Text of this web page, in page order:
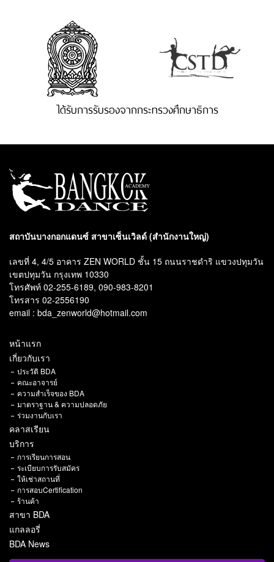
ได้รับการรับรองจากกระทรวงศึกษาธิการ
สถาบันบางกอกแดนซ์ สาขาเซ็นเวิลด์ (สำนักงานใหญ่)
เลขที่ 4, 4/5 อาคาร ZEN WORLD ชั้น 15 ถนนราชดำริ แขวงปทุมวัน
เขตปทุมวัน กรุงเทพ 10330
โทรศัพท์ 02-255-6189, 090-983-8201
โทรสาร 02-2556190
email : bda_zenworld@hotmail.com
หน้าแรก
เกี่ยวกับเรา
ประวัติ BDA
คณะอาจารย์
ความสำเร็จของ BDA
มาตราฐาน & ความปลอดภัย
ร่วมงานกับเรา
คลาสเรียน
บริการ
การเรียนการสอน
ระเบียบการรับสมัคร
ให้เช่าสถานที่
การสอบCertification
ร้านค้า
สาขา BDA
แกลลอรี่
BDA News